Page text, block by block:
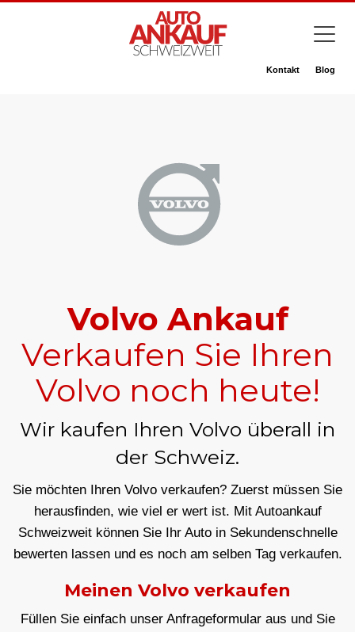
Kontakt Blog
Volvo Ankauf
Verkaufen Sie Ihren
Volvo noch heute!
Wir kaufen Ihren Volvo überall in
der Schweiz.
Sie möchten Ihren Volvo verkaufen? Zuerst müssen Sie
herausfinden, wie viel er wert ist. Mit Autoankauf
Schweizweit können Sie Ihr Auto in Sekundenschnelle
bewerten lassen und es noch am selben Tag verkaufen.
Meinen Volvo verkaufen
Füllen Sie einfach unser Anfrageformular aus und Sie